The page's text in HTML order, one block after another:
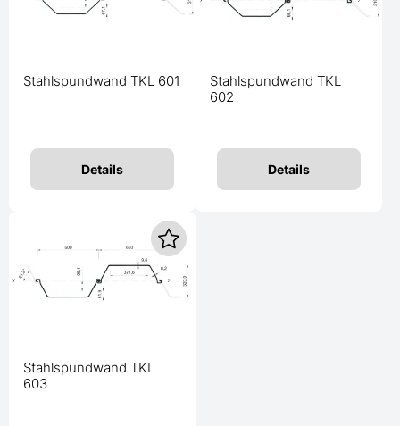
Stahlspundwand TKL 601
Details
Stahlspundwand TKL
602
Details
Stahlspundwand TKL
603